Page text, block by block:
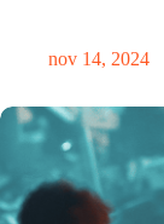
nov 14, 2024